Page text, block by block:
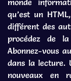
qu’est un
différent des
procédez de
Abonnez-vous
dans la lecture.
nouveaux en